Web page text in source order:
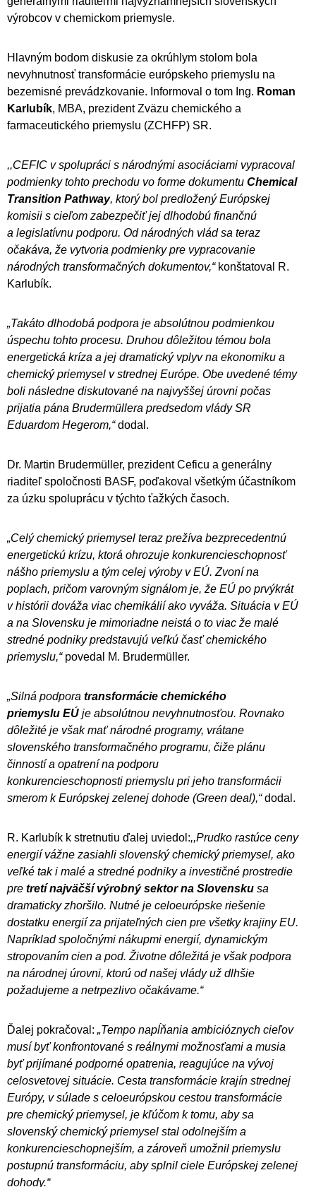
výrobcov v chemickom priemysle.
Hlavným bodom diskusie za okrúhlym stolom bola
nevyhnutnosť transformácie európskeho priemyslu na
bezemisné prevádzkovanie. Informoval o tom Ing. Roman
Karlubík, MBA, prezident Zväzu chemického a
farmaceutického priemyslu (ZCHFP) SR.
,,CEFIC v spolupráci s národnými asociáciami vypracoval
podmienky tohto prechodu vo forme dokumentu Chemical
Transition Pathway, ktorý bol predložený Európskej
komisii s cieľom zabezpečiť jej dlhodobú finančnú
a legislatívnu podporu. Od národných vlád sa teraz
očakáva, že vytvoria podmienky pre vypracovanie
národných transformačných dokumentov,“konštatoval R.
Karlubík.
„Takáto dlhodobá podpora je absolútnou podmienkou
úspechu tohto procesu. Druhou dôležitou témou bola
energetická kríza a jej dramatický vplyv na ekonomiku a
chemický priemysel v strednej Európe. Obe uvedené témy
boli následne diskutované na najvyššej úrovni počas
prijatia pána Brudermüllera predsedom vlády SR
Eduardom Hegerom,“dodal.
Dr. Martin Brudermüller, prezident Ceficu a generálny
riaditeľ spoločnosti BASF, poďakoval všetkým účastníkom
za úzku spoluprácu v týchto ťažkých časoch.
„Celý chemický priemysel teraz prežíva bezprecedentnú
energetickú krízu, ktorá ohrozuje konkurencieschopnosť
nášho priemyslu a tým celej výroby v EÚ. Zvoní na
poplach, pričom varovným signálom je, že EÚ po prvýkrát
v histórii dováža viac chemikálií ako vyváža. Situácia v EÚ
a na Slovensku je mimoriadne neistá o to viac že malé
stredné podniky predstavujú veľkú časť chemického
priemyslu,“povedal M. Brudermüller.
„Silná podpora transformácie chemického
priemyslu EÚ je absolútnou nevyhnutnosťou. Rovnako
dôležité je však mať národné programy, vrátane
slovenského transformačného programu, čiže plánu
činností a opatrení na podporu
konkurencieschopnosti priemyslu pri jeho transformácii
smerom kEurópskej zelenej dohode (Green deal),“dodal.
R. Karlubík k stretnutiu ďalej uviedol:,,Prudko rastúce ceny
energií vážne zasiahli slovenský chemický priemysel, ako
veľké tak i malé a stredné podniky a investičné prostredie
pre tretí najväčší výrobný sektor na Slovensku sa
dramaticky zhoršilo. Nutné je celoeurópske riešenie
dostatku energií za prijateľných cien pre všetky krajiny EU.
Napríklad spoločnými nákupmi energií, dynamickým
stropovaním cien a pod. Životne dôležitá je však podpora
na národnej úrovni, ktorú od našej vlády už dlhšie
požadujeme a netrpezlivo očakávame.“
Ďalej pokračoval: „Tempo napĺňania ambicióznych cieľov
musí byť konfrontované s reálnymi možnosťami a musia
byť prijímané podporné opatrenia, reagujúce na vývoj
celosvetovej situácie. Cesta transformácie krajín strednej
Európy, v súlade s celoeurópskou cestou transformácie
pre chemický priemysel, je kľúčom k tomu, aby sa
slovenský chemický priemysel stal odolnejším a
konkurencieschopnejším, a zároveň umožnil priemyslu
postupnú transformáciu, aby splnil ciele Európskej zelenej
dohody.“